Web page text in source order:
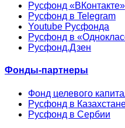
Русфонд «ВКонтакте»
Русфонд в Telegram
Youtube Русфонда
Русфонд в
Русфонд.Дзен
Фонды-партнеры
Фонд целевого
Русфонд в
Русфонд в Сербии